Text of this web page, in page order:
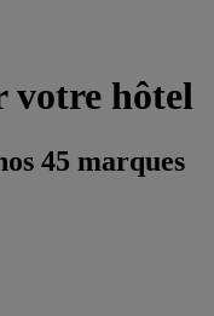
votre hôtel
45 marques